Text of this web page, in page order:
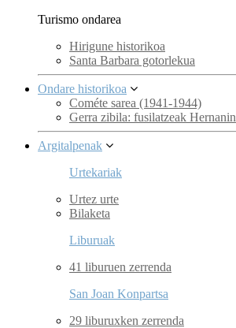
Turismo ondarea
Hirigune historikoa
Santa Barbara gotorlekua
Ondare historikoa
Cométe sarea (1941-1944)
Gerra zibila: fusilatzeak Hernanin
Argitalpenak
Urtekariak
Urtez urte
Bilaketa
Liburuak
41 liburuen zerrenda
San Joan Konpartsa
29 liburuxken zerrenda